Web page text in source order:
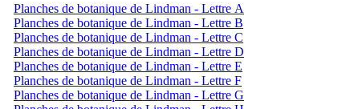
Planches de botanique de Lindman - Lettre A
Planches de botanique de Lindman - Lettre B
Planches de botanique de Lindman - Lettre C
Planches de botanique de Lindman - Lettre D
Planches de botanique de Lindman - Lettre E
Planches de botanique de Lindman - Lettre F
Planches de botanique de Lindman - Lettre G